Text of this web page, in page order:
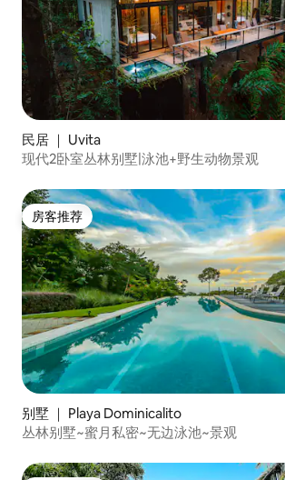
民居 ｜ Uvita
现代2卧室丛林别墅|泳池+野生动物景观
房客推荐
房客推荐
别墅 ｜ Playa Dominicalito
丛林别墅~蜜月私密~无边泳池~景观